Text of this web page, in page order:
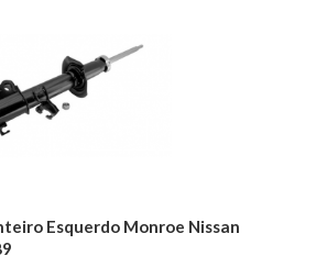
Esquerdo Monroe Nissan